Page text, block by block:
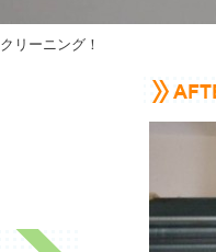
リーニング！